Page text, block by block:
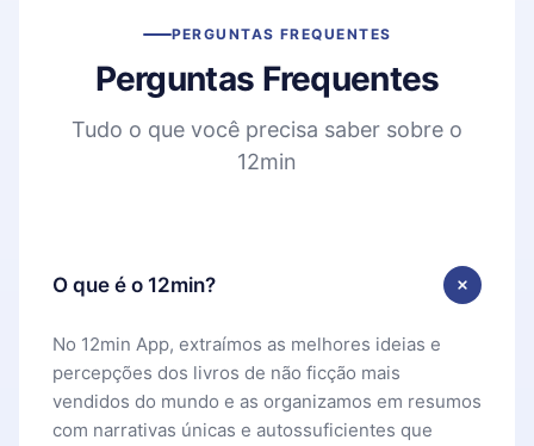
PERGUNTAS FREQUENTES
Perguntas Frequentes
Tudo o que você precisa saber sobre o
12min
O que é o 12min?
No 12min App, extraímos as melhores ideias e
percepções dos livros de não ficção mais
vendidos do mundo e as organizamos em resumos
com narrativas únicas e autossuficientes que